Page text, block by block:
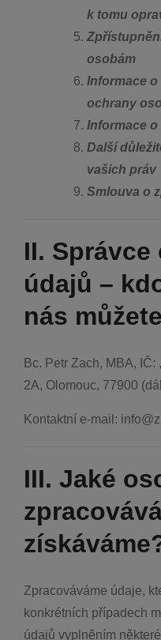
k tomu
osobám
Informace
ochrany
Informace
Další
vašich práv
Smlouva o
II.
údajů –
nás
Bc. Petr Zach, MBA,
2A, Olomouc, 77900
Kontaktní e-mail:
III. Jaké
Zpracováváme údaje,
konkrétních případech
údajů vyplněním